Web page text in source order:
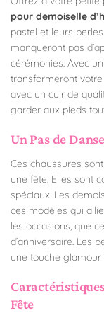
pour demoiselle
pastel et leurs
manqueront pas
cérémonies. Avec
transformeront
avec un cuir de
garder aux pieds
Un Pas de
Ces chaussures
une fête. Elles sont
spéciaux. Les
ces modèles qui
les occasions, que
d’anniversaire. Les
une touche glamour
Fête